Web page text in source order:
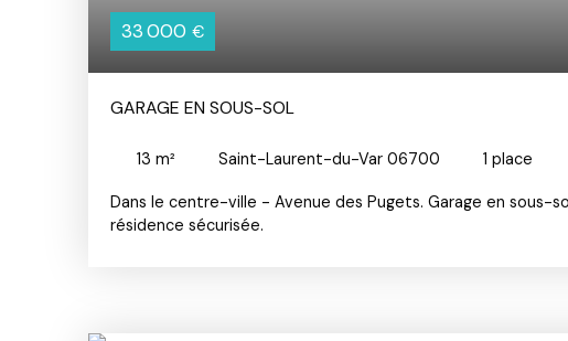
33 000 €
GARAGE EN SOUS-SOL
13 m² Saint-Laurent-du-Var 06700 1 place
Dans le centre-ville - Avenue des Pugets. Garage en sous-
résidence sécurisée.